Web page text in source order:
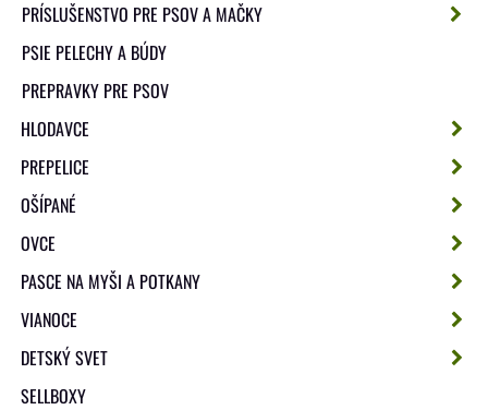
PRÍSLUŠENSTVO PRE PSOV A MAČKY
PSIE PELECHY A BÚDY
PREPRAVKY PRE PSOV
HLODAVCE
PREPELICE
OŠÍPANÉ
OVCE
PASCE NA MYŠI A POTKANY
VIANOCE
DETSKÝ SVET
SELLBOXY